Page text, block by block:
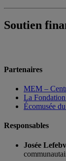
Soutien
Partenaires
MEM –
La
Écomusée
Responsables
Josée